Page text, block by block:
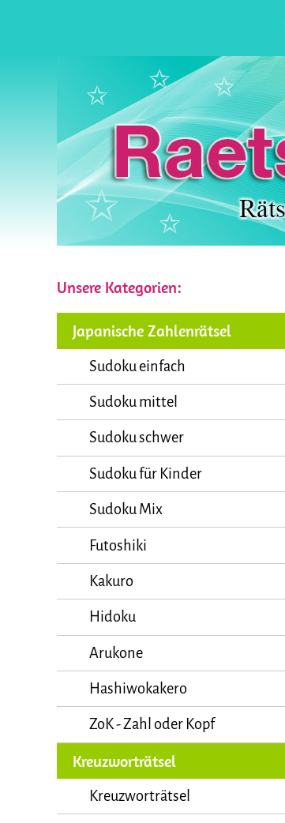
Unsere Kategorien:
Japanische Zahlenrätsel
Sudoku einfach
Sudoku mittel
Sudoku schwer
Sudoku für Kinder
Sudoku Mix
Futoshiki
Kakuro
Hidoku
Arukone
Hashiwokakero
ZoK - Zahl oder Kopf
Kreuzworträtsel
Kreuzworträtsel